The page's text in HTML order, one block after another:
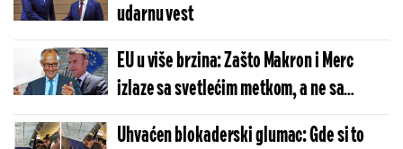
udarnu vest
EU u više brzina: Zašto Makron i Merc
izlaze sa svetlećim metkom, a ne sa
teškom artiljerijom?! (VIDEO)
Uhvaćen blokaderski glumac: Gde si to